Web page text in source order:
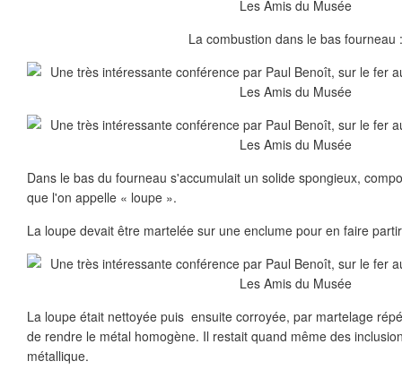
La combustion dans le bas fourneau
Dans le bas du fourneau s'accumulait un solide spongieux,
que l'on appelle « loupe ».
La loupe devait être martelée sur une enclume pour en faire
La loupe était nettoyée puis ensuite corroyée, par martelage
de rendre le métal homogène. Il restait quand même des
métallique.